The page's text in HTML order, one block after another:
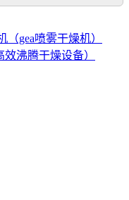
gea喷雾干燥机）
沸腾干燥设备）